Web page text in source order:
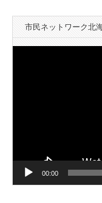
市民ネットワーク北
00:00